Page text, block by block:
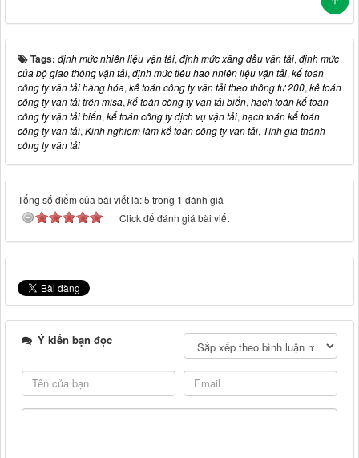
Tags: định mức nhiên liệu vận tải, định mức xăng dầu vận tải, định mức
của bộ giao thông vận tải, định mức tiêu hao nhiên liệu vận tải, kế toán
công ty vận tải hàng hóa, kế toán công ty vận tải theo thông tư 200, kế toán
công ty vận tải trên misa, kế toán công ty vận tải biển, hạch toán kế toán
công ty vận tải biển, kế toán công ty dịch vụ vận tải, hạch toán kế toán
công ty vận tải, Kinh nghiệm làm kế toán công ty vận tải, Tính giá thành
công ty vận tải
Tổng số điểm của bài viết là: 5 trong 1 đánh giá
Click để đánh giá bài viết
Ý kiến bạn đọc